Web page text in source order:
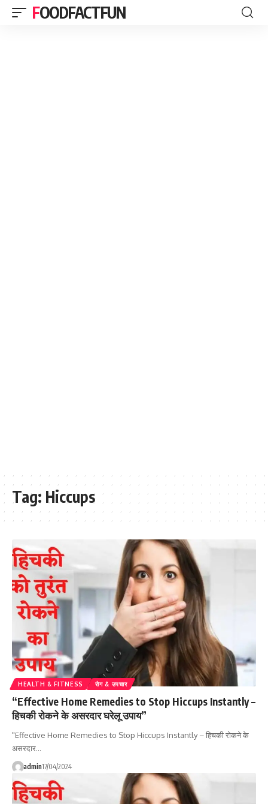
FOODFACTFUN
Tag: Hiccups
HEALTH & FITNESS रोग & उपचार
“Effective Home Remedies to Stop Hiccups Instantly –
हिचकी रोकने के असरदार घरेलू उपाय”
"Effective Home Remedies to Stop Hiccups Instantly – हिचकी रोकने के
असरदार…
admin17/04/2024